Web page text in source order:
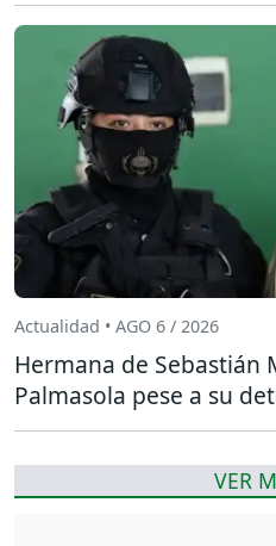
Actualidad • AGO 6 / 2026
Hermana de Sebastián
Palmasola pese a su
VER